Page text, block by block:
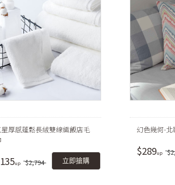
厚感蓬鬆長絨雙線織飯店毛
$2,794 立即搶購
幻色幾何-
$289